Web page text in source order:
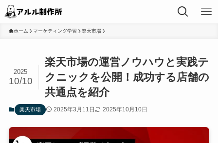
ホーム マーケティング学習 楽天市場
楽天市場の運営ノウハウと実践テ
クニックを公開！成功する店舗の
共通点を紹介
2025
10/10
楽天市場 2025年3月11日 2025年10月10日